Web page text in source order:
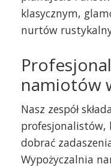
klasycznym,
nurtów
namiotów
Nasz zespół
profesjonalistów,
dobrać
Wypożyczalnia